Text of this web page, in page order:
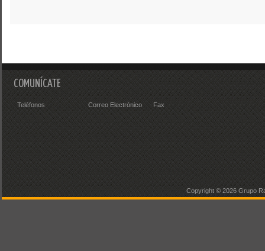
COMUNÍCATE
Teléfonos Correo Electrónico Fax
Copyright © 2026 Grupo